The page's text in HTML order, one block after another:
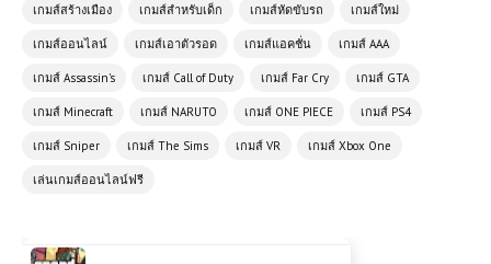
เกมส์สร้างเมือง เกมส์สำหรับเด็ก เกมส์หัดขับรถ เกมส์ใหม่
เกมส์ออนไลน์ เกมส์เอาตัวรอด เกมส์แอคชั่น เกมส์ AAA
เกมส์ Assassin's เกมส์ Call of Duty เกมส์ Far Cry เกมส์ GTA
เกมส์ Minecraft เกมส์ NARUTO เกมส์ ONE PIECE เกมส์ PS4
เกมส์ Sniper เกมส์ The Sims เกมส์ VR เกมส์ Xbox One
เล่นเกมส์ออนไลน์ฟรี
อาชีพ
⚔️ Stickman Kombat 2D เกมต่อสู้สุด
มันส์ เล่นฟรี เล่นฟรีบนเว็บ โหลดเร็ว
เล่นสนุกทุกเวลา
เกมส์ออนไลน์ Blocky Parkour Ninja